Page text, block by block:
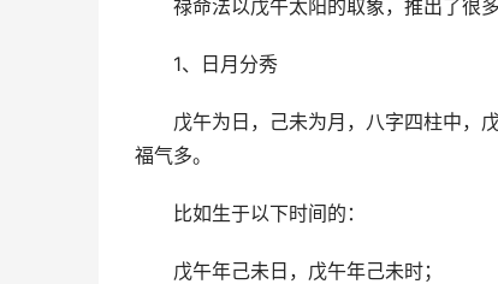
禄命法以戊午太阳的取象，推出了很
1、日月分秀
戊午为日，己未为月，八字四柱中，
福气多。
比如生于以下时间的：
戊午年己未日，戊午年己未时；